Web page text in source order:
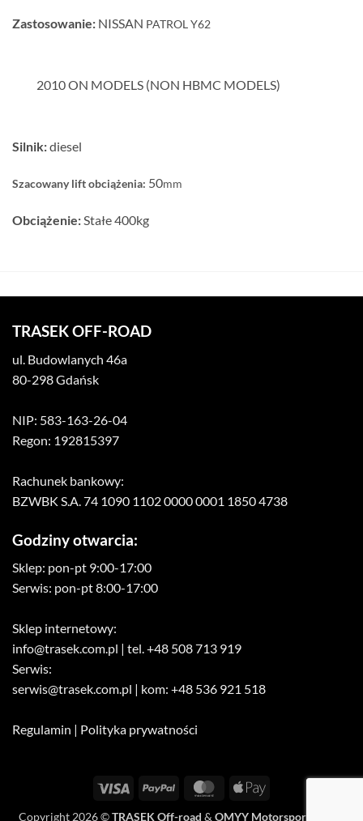
Zastosowanie: NISSAN PATROL Y62
2010 ON MODELS (NON HBMC MODELS)
Silnik:diesel
Szacowany lift obciążenia: 50mm
Obciążenie:Stałe 400kg
TRASEK OFF-ROAD
ul. Budowlanych 46a
80-298 Gdańsk
NIP: 583-163-26-04
Regon: 192815397
Rachunek bankowy:
BZWBK S.A. 74 1090 1102 0000 0001 1850 4738
Godziny otwarcia:
Sklep: pon-pt 9:00-17:00
Serwis: pon-pt 8:00-17:00
Sklep internetowy:
info@trasek.com.pl | tel. +48 508 713 919
Serwis:
serwis@trasek.com.pl | kom: +48 536 921 518
Regulamin | Polityka prywatności
Visa PayPal MasterCardApple
Copyright 2026 ©TRASEK Off-road & OMYY Motorsport Media